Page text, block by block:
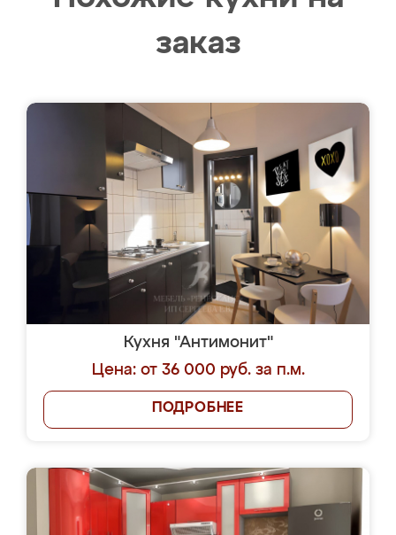
заказ
Кухня "Антимонит"
Цена: от 36 000 руб. за п.м.
ПОДРОБНЕЕ